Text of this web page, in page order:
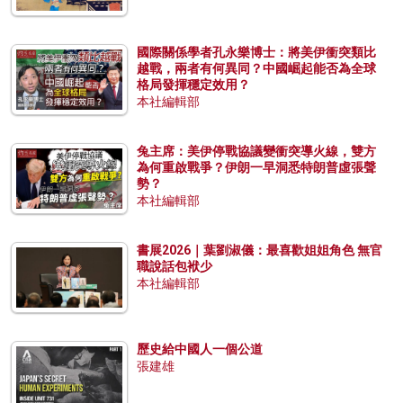
國際關係學者孔永樂博士：將美伊衝突類比
越戰，兩者有何異同？中國崛起能否為全球
格局發揮穩定效用？
本社編輯部
兔主席：美伊停戰協議變衝突導火線，雙方
為何重啟戰爭？伊朗一早洞悉特朗普虛張聲
勢？
本社編輯部
書展2026｜葉劉淑儀：最喜歡姐姐角色 無官
職說話包袱少
本社編輯部
歷史給中國人一個公道
張建雄